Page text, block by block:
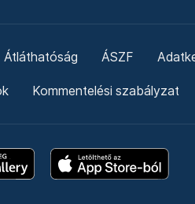
Átláthatóság ÁSZF
Kommentelési szabályzat